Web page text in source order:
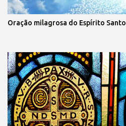
Oração milagrosa do Espírito Santo